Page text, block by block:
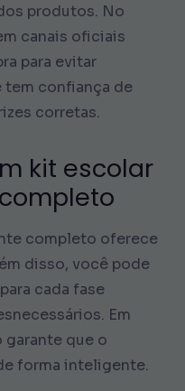
produtos. No
canais oficiais
para evitar
tem confiança de
corretas.
kit escolar
completo oferece
disso, você pode
cada fase
Em
garante que o
forma inteligente.